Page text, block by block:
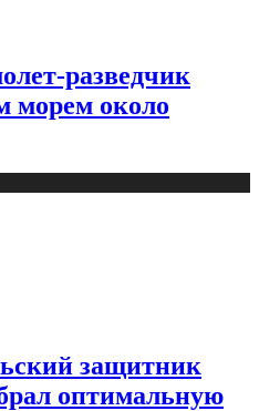
разведчик
морем около
защитник
оптимальную